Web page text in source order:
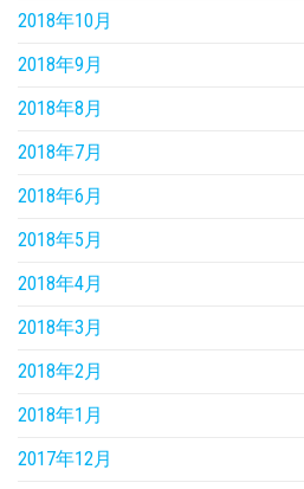
2018年10月
2018年9月
2018年8月
2018年7月
2018年6月
2018年5月
2018年4月
2018年3月
2018年2月
2018年1月
2017年12月